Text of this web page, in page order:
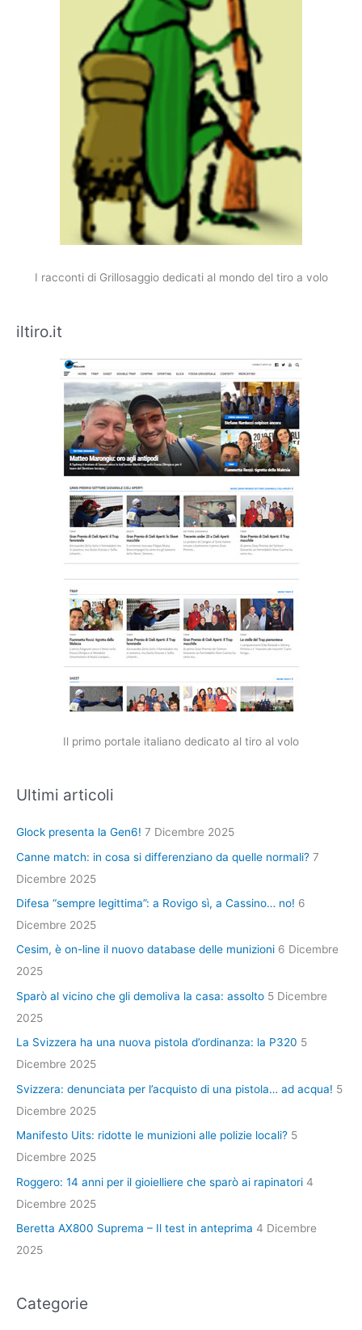
I racconti di Grillosaggio dedicati al mondo del tiro a volo
iltiro.it
Il primo portale italiano dedicato al tiro al volo
Ultimi articoli
Glock presenta la Gen6! 7 Dicembre 2025
Canne match: in cosa si differenziano da quelle normali? 7
Dicembre 2025
Difesa “sempre legittima”: a Rovigo sì, a Cassino… no! 6
Dicembre 2025
Cesim, è on-line il nuovo database delle munizioni 6 Dicembre
2025
Sparò al vicino che gli demoliva la casa: assolto 5 Dicembre
2025
La Svizzera ha una nuova pistola d’ordinanza: la P320 5
Dicembre 2025
Svizzera: denunciata per l’acquisto di una pistola… ad acqua! 5
Dicembre 2025
Manifesto Uits: ridotte le munizioni alle polizie locali? 5
Dicembre 2025
Roggero: 14 anni per il gioielliere che sparò ai rapinatori 4
Dicembre 2025
Beretta AX800 Suprema – Il test in anteprima 4 Dicembre
2025
Categorie